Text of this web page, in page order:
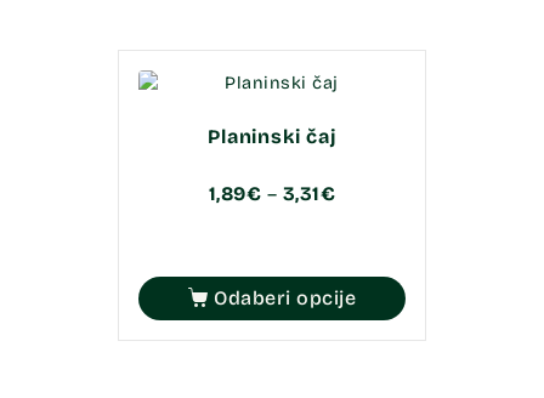
Planinski čaj
1,89€ – 3,31€
Odaberi opcije